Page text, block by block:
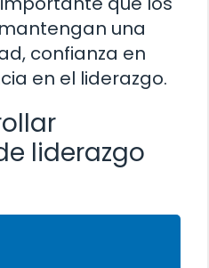
una
confianza en
en el liderazgo.
liderazgo